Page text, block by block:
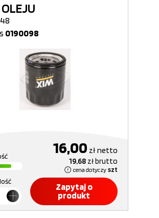
0190098
16,00 złnetto
19,68 złbrutto
cena dotyczy szt
Zapytaj o
produkt